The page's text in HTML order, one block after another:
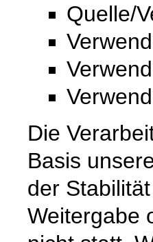
Quelle/
Die
Basis
der
Weitergabe